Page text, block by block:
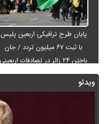
پایان طرح ترافیکی اربعین پلیس
با ثبت ۶۷ میلیون تردد / جان
باختن ۲۴ زائر در تصادفات اربعینی
ویدئو